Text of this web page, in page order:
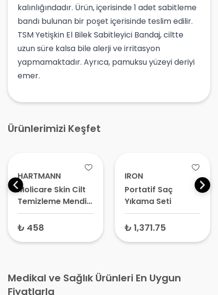
kalınlığındadır. Ürün, içerisinde 1 adet sabitleme
bandı bulunan bir poşet içerisinde teslim edilir.
TSM Yetişkin El Bilek Sabitleyici Bandaj, ciltte
uzun süre kalsa bile alerji ve irritasyon
yapmamaktadır. Ayrıca, pamuksu yüzeyi deriyi
emer.
Ürünlerimizi Keşfet
HARTMANN
Molicare Skin Cilt
Temizleme Mendili
50 Adet
₺ 458
IRON
Portatif Saç
Yıkama Seti
₺ 1,371.75
Medikal ve Sağlık Ürünleri En Uygun
Fiyatlarla